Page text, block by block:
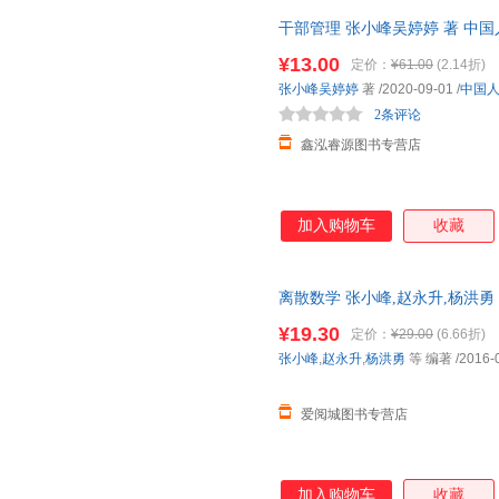
理八步法、干部梯队建设三大
亲身实践和调研，提出了一套
力、有激情、有能力、作风顽
多变环境的挑战，保持长
干部管理 张小峰吴婷婷 著 中
¥13.00 定价： ¥61.00 (2.14折)
鑫泓睿源图书专营店
2条评论
张小峰吴婷婷 著 /2020-09-01 /中国
加入购物车 收藏
离散数学 张小峰,赵永升,杨洪
¥19.30 定价： ¥29.00 (6.66折)
爱阅城图书专营店
张小峰,赵永升,杨洪勇 等 编著 /2016-
加入购物车 收藏